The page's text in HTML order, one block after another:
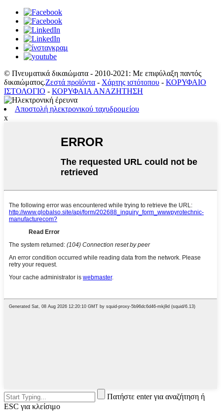
© Πνευματικά δικαιώματα - 2010-2021: Με επιφύλαξη παντός
δικαιώματος.Ζεστά προϊόντα - Χάρτης ιστότοπου - ΚΟΡΥΦΑΙΟ
ΙΣΤΟΛΟΓΙΟ - ΚΟΡΥΦΑΙΑ ΑΝΑΖΗΤΗΣΗ
Αποστολή ηλεκτρονικού ταχυδρομείου
x
Πατήστε enter για αναζήτηση ή
ESC για κλείσιμο